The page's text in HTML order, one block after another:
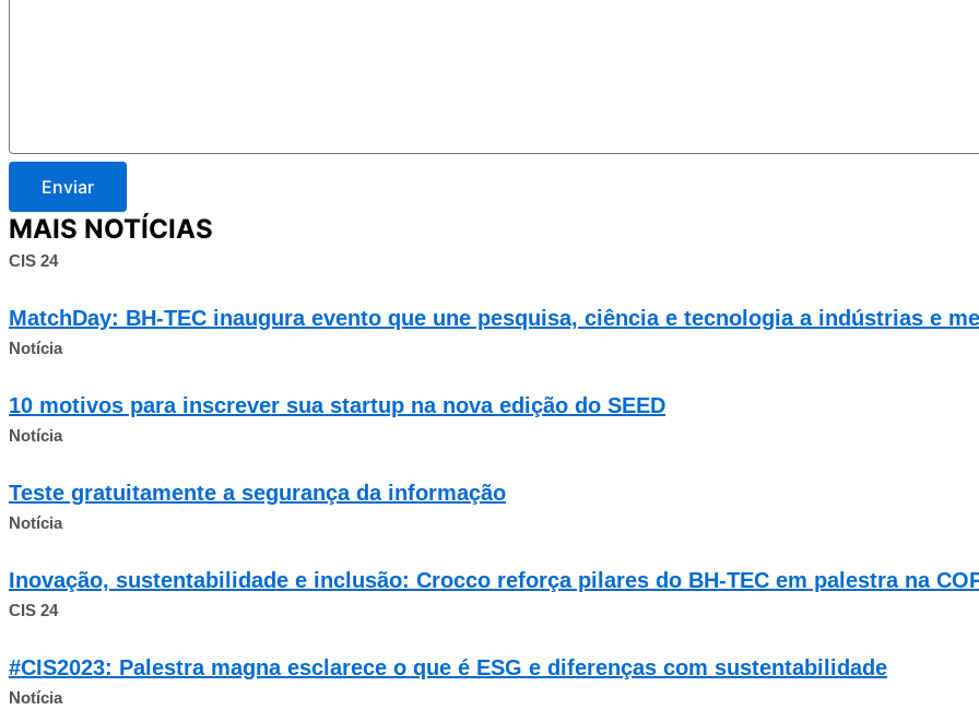
Enviar
MAIS NOTÍCIAS
CIS 24
MatchDay: BH-TEC inaugura evento que une pesquisa, ciência e tecnologia a indústrias e
Notícia
10 motivos para inscrever sua startup na nova edição do SEED
Notícia
Teste gratuitamente a segurança da informação
Notícia
Inovação, sustentabilidade e inclusão: Crocco reforça pilares do BH-TEC em palestra na
CIS 24
#CIS2023: Palestra magna esclarece o que é ESG e diferenças com sustentabilidade
Notícia